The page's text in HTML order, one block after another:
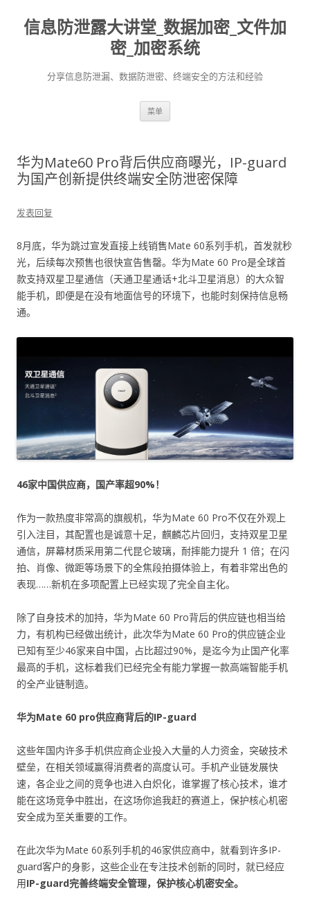
信息防泄露大讲堂_数据加密_文件加
密_加密系统
分享信息防泄漏、数据防泄密、终端安全的方法和经验
菜单
华为Mate60 Pro背后供应商曝光，IP-guard
为国产创新提供终端安全防泄密保障
发表回复
8月底，华为跳过宣发直接上线销售Mate 60系列手机，首发就秒
光，后续每次预售也很快宣告售罄。华为Mate 60 Pro是全球首
款支持双星卫星通信（天通卫星通话+北斗卫星消息）的大众智
能手机，即便是在没有地面信号的环境下，也能时刻保持信息畅
通。
46家中国供应商，国产率超90%！
作为一款热度非常高的旗舰机，华为Mate 60 Pro不仅在外观上
引入注目，其配置也是诚意十足，麒麟芯片回归，支持双星卫星
通信，屏幕材质采用第二代昆仑玻璃，耐摔能力提升 1 倍；在闪
拍、肖像、微距等场景下的全焦段拍摄体验上，有着非常出色的
表现……新机在多项配置上已经实现了完全自主化。
除了自身技术的加持，华为Mate 60 Pro背后的供应链也相当给
力，有机构已经做出统计，此次华为Mate 60 Pro的供应链企业
已知有至少46家来自中国，占比超过90%，是迄今为止国产化率
最高的手机，这标着我们已经完全有能力掌握一款高端智能手机
的全产业链制造。
华为Mate 60 pro供应商背后的IP-guard
这些年国内许多手机供应商企业投入大量的人力资金，突破技术
壁垒，在相关领域赢得消费者的高度认可。手机产业链发展快
速，各企业之间的竞争也进入白炽化，谁掌握了核心技术，谁才
能在这场竞争中胜出，在这场你追我赶的赛道上，保护核心机密
安全成为至关重要的工作。
在此次华为Mate 60系列手机的46家供应商中，就看到许多IP-
guard客户的身影，这些企业在专注技术创新的同时，就已经应
用IP-guard完善终端安全管理，保护核心机密安全。